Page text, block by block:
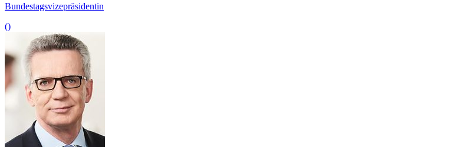
Bundestagsvizepräsidentin
()